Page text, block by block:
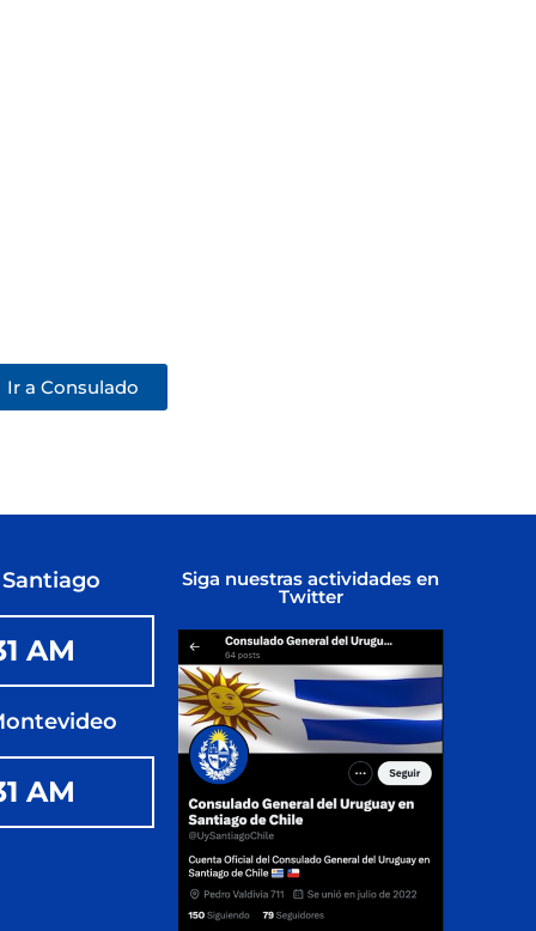
Ir a Consulado
AM
AM
Siga nuestras actividades en
Twitter